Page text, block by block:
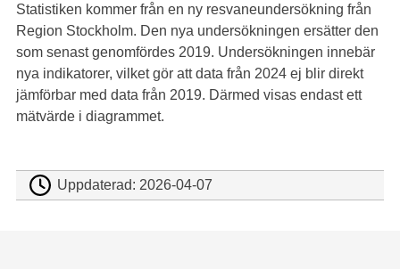
Statistiken kommer från en ny resvaneundersökning från
Region Stockholm. Den nya undersökningen ersätter den
som senast genomfördes 2019. Undersökningen innebär
nya indikatorer, vilket gör att data från 2024 ej blir direkt
jämförbar med data från 2019. Därmed visas endast ett
mätvärde i diagrammet.
Uppdaterad: 2026-04-07